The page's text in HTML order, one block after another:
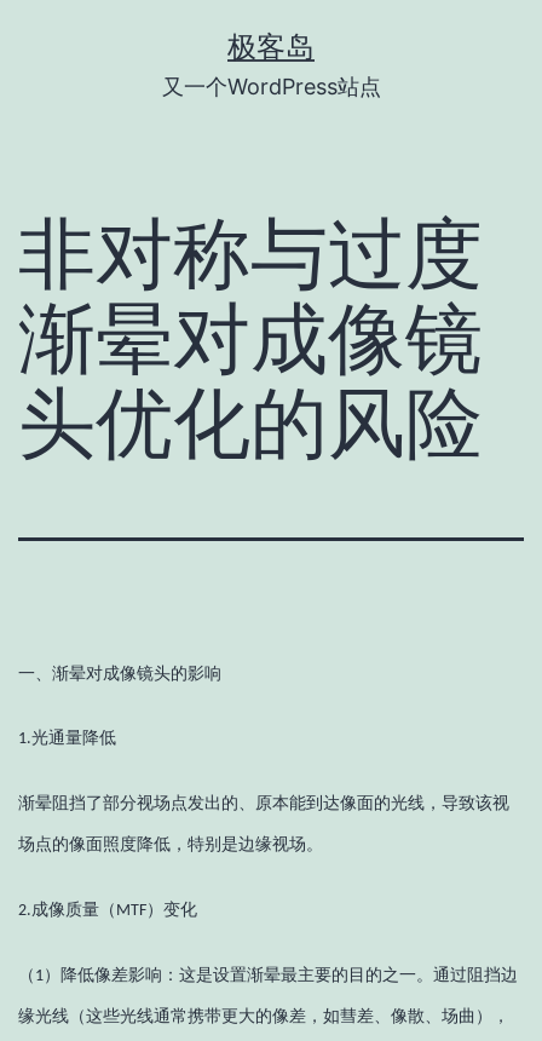
极客岛
又一个WordPress站点
非对称与过度
渐晕对成像镜
头优化的风险
一、渐晕对成像镜头的影响
1.光通量降低
渐晕阻挡了部分视场点发出的、原本能到达像面的光线，导致该视
场点的像面照度降低，特别是边缘视场。
2.成像质量（ MTF）变化
（ 1） 降低像差影响：这是设置渐晕最主要的目的之一。通过阻挡边
缘光线（这些光线通常携带更大的像差，如彗差、像散、场曲），